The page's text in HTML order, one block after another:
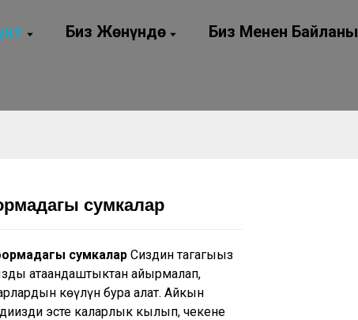
Биз Жөнүндө Биз Менен
Loading...
Loading...
сумкалар
сумкалар Сиздин таңгагыңыз
атаандаштыктан айырмалап,
көңүлүн бура алат. Айкын
эсте каларлык кылып, чекене